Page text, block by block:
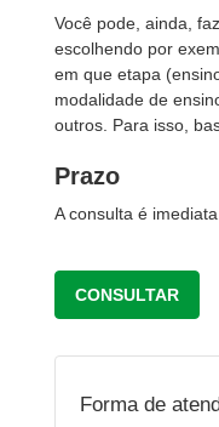
Você pode, ainda,
escolhendo por
em que etapa
modalidade de
outros. Para isso,
Prazo
A consulta é imediata.
CONSULTAR
Forma de